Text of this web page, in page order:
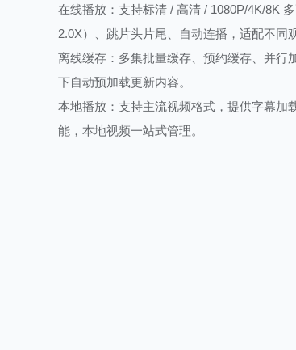
在线播放：支持标清 / 高清 / 1080P/4K/8K
2.0X）、跳片头片尾、自动连播，适配不同
离线缓存：多集批量缓存、预约缓存、并行
下自动预加载更新内容。
本地播放：支持主流视频格式，提供字幕加
能，本地视频一站式管理。